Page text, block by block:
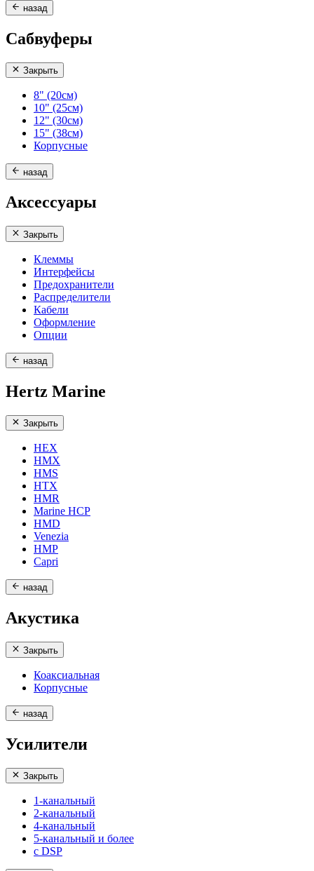
назад
Сабвуферы
Закрыть
8" (20см)
10" (25см)
12" (30см)
15" (38см)
Корпусные
назад
Аксессуары
Закрыть
Клеммы
Интерфейсы
Предохранители
Распределители
Кабели
Оформление
Опции
назад
Hertz Marine
Закрыть
HEX
HMX
HMS
HTX
HMR
Marine HCP
HMD
Venezia
HMP
Capri
назад
Акустика
Закрыть
Коаксиальная
Корпусные
назад
Усилители
Закрыть
1-канальный
2-канальный
4-канальный
5-канальный и более
с DSP